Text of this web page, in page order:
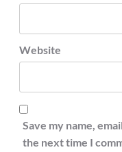
Website
Save my name,
the next time I